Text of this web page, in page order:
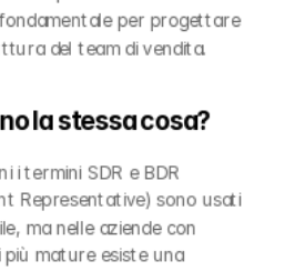
per progettare
del team di vendita.
la stessa cosa?
i termini SDR e BDR
Representative) sono usati
ma nelle aziende con
mature esiste una